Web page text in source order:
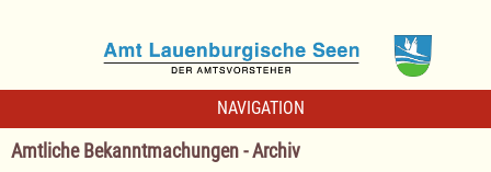
NAVIGATION
Amtliche Bekanntmachungen - Archiv